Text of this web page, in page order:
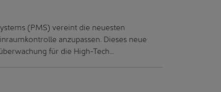
(PMS) vereint die neuesten
anzupassen. Dieses neue
für die High-Tech…